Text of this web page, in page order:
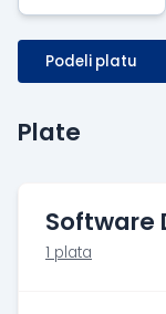
Podeli platu
Plate
Software
1 plata